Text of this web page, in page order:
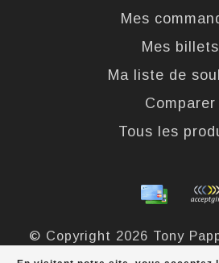
Mes
Mes billets
Ma liste de
Comparer
Tous les
© Copyright 2026 Tony
bottes et chaussures -